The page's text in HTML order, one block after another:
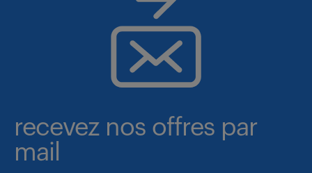
recevez nos offres par
mail